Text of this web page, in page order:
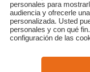
Lo que la prensa dice de nosotros
Pago seguro
¿Necesitas
personales para
audiencia y ofrecerle
personalizada. Usted
personales y con qué
configuración de las